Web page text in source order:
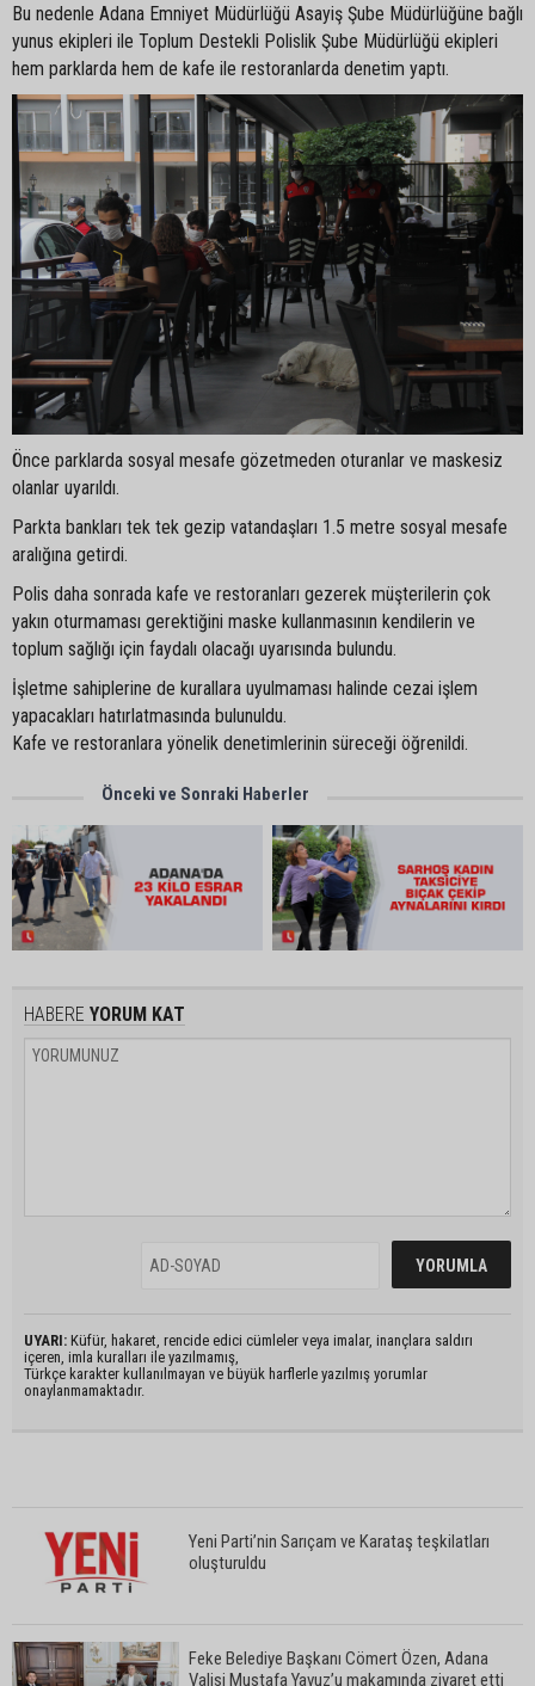
Bu nedenle Adana Emniyet Müdürlüğü Asayiş Şube Müdürlüğüne bağlı
yunus ekipleri ile Toplum Destekli Polislik Şube Müdürlüğü ekipleri
hem parklarda hem de kafe ile restoranlarda denetim yaptı.
Önce parklarda sosyal mesafe gözetmeden oturanlar ve maskesiz
olanlar uyarıldı.
Parkta bankları tek tek gezip vatandaşları 1.5 metre sosyal mesafe
aralığına getirdi.
Polis daha sonrada kafe ve restoranları gezerek müşterilerin çok
yakın oturmaması gerektiğini maske kullanmasının kendilerin ve
toplum sağlığı için faydalı olacağı uyarısında bulundu.
İşletme sahiplerine de kurallara uyulmaması halinde cezai işlem
yapacakları hatırlatmasında bulunuldu.
Kafe ve restoranlara yönelik denetimlerinin süreceği öğrenildi.
Önceki ve Sonraki Haberler
HABERE YORUM KAT
UYARI: Küfür, hakaret, rencide edici cümleler veya imalar, inançlara saldırı
içeren, imla kuralları ile yazılmamış,
Türkçe karakter kullanılmayan ve büyük harflerle yazılmış yorumlar
onaylanmamaktadır.
Yeni Parti’nin Sarıçam ve Karataş teşkilatları
oluşturuldu
Feke Belediye Başkanı Cömert Özen, Adana
Valisi Mustafa Yavuz’u makamında ziyaret etti